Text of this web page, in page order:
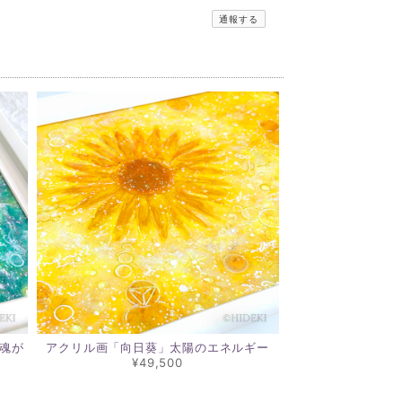
通報する
が
アクリル画「向日葵」太陽のエネルギー
¥49,500